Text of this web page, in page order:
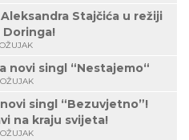
Stajčića u režiji
Doringa!
novi singl “Nestajemo“
singl “Bezuvjetno”!
na kraju svijeta!